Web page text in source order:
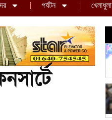
পর্যটন খেলাধুলা